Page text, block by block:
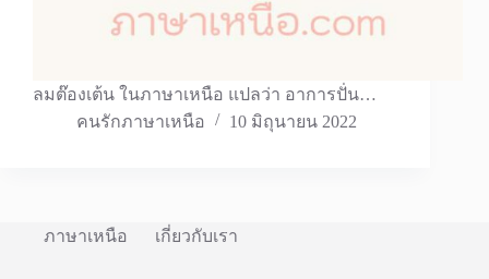
ลมต๊องเต้น ในภาษาเหนือ แปลว่า อาการปั่น…
คนรักภาษาเหนือ
10 มิถุนายน 2022
ภาษาเหนือ เกี่ยวกับเรา